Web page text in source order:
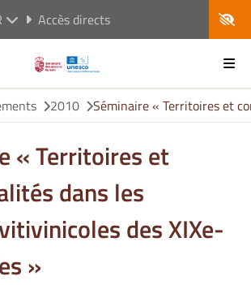
Accès directs
2010 Séminaire « Territoires et
« Territoires et
dans les
des XIXe-
»